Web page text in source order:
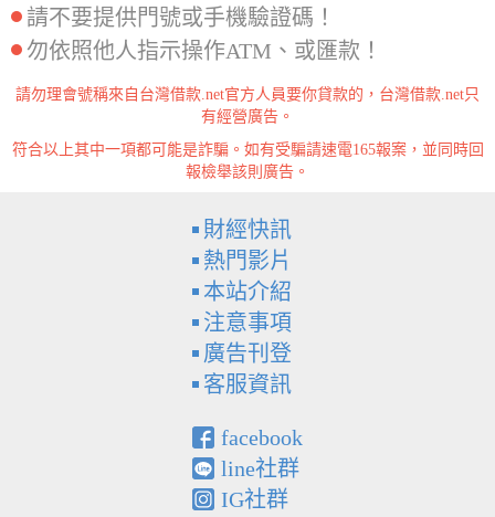
請不要提供門號或手機驗證碼！
勿依照他人指示操作ATM、或匯款！
請勿理會號稱來自台灣借款.net官方人員要你貸款的，台灣借款.net只
有經營廣告。
符合以上其中一項都可能是詐騙。如有受騙請速電165報案，並同時回
報檢舉該則廣告。
財經快訊
熱門影片
本站介紹
注意事項
廣告刊登
客服資訊
facebook
line社群
IG社群